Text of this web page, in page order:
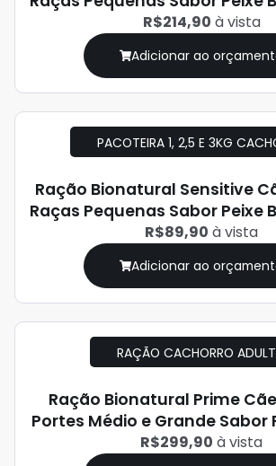
R$214,90 à vista
Adicionar ao
PACOTEIRA 1, 2,5 E 3KG
Ração Bionatural Sensitive
Raças Pequenas Sabor Peixe
R$89,90 à vista
Adicionar ao
RAÇÃO CACHORRO
Ração Bionatural Prime
Portes Médio e Grande Sabor
R$299,90 à vista